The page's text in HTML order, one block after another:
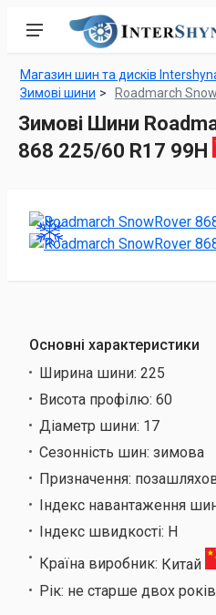
Магазин шин та дисків
Зимові шини
Roadmarch
Зимові Шини
868 225/60 R17 99H
Основні характеристики
Ширина шини: 225
Висота профілю: 60
Діаметр шини: 17
Сезонність шин: зимова
Призначення:
Індекс навантаження
Індекс швидкості: H
Країна виробник: Китай
Рік: не старше двох років